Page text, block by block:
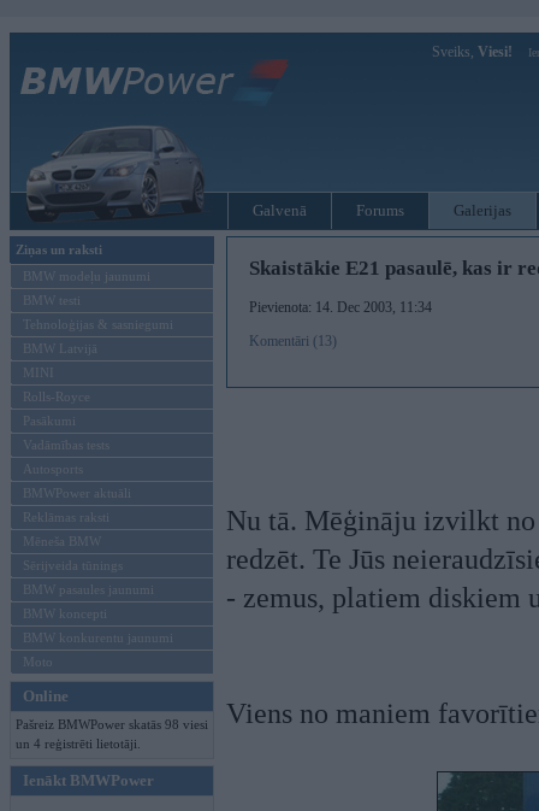
Sveiks, Viesi!
Galvenā Forums Galerijas
Ziņas un raksti
BMW modeļu jaunumi
BMW testi
Tehnoloģijas & sasniegumi
BMW Latvijā
MINI
Rolls-Royce
Pasākumi
Vadāmības tests
Autosports
BMWPower aktuāli
Reklāmas raksti
Mēneša BMW
Sērijveida tūnings
BMW pasaules jaunumi
BMW koncepti
BMW konkurentu jaunumi
Moto
Online
Pašreiz BMWPower skatās 98 viesi
un 4 reģistrēti lietotāji.
Ienākt BMWPower
Skaistākie E21 pasaulē, kas ir
Pievienota: 14. Dec 2003, 11:34
Komentāri (13)
Nu tā. Mēģināju izvilkt no
redzēt. Te Jūs
- zemus, platiem diskiem
Viens no maniem